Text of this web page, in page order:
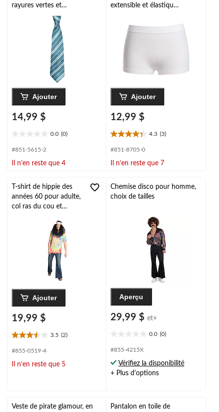
rayures vertes et
blanches, taille unique,
accessoire de costume
Ajouter
14,99 $
0.0 (0)
étoile(s)
5.
#851-5615-2
Il n’en reste que 4
extensible et élastique,
accessoire de costume
à porter pour
l'Halloween
Ajouter
12,99 $
4.3 (3)
4.3
étoile(s)
5.
évaluations
#851-8705-0
Il n’en reste que 7
T-shirt de hippie des
années 60 pour adulte,
col ras du cou et
arc-en-ciel, taille
universelle, accessoire
de costume portable
pour l'Halloween
Ajouter
19,99 $
3.5 (2)
3.5
étoile(s)
5.
#855-0519-4
Il n’en reste que 5
Chemise disco pour homme,
choix de tailles
Aperçu
29,99 $ et+
0.0 (0)
étoile(s)
5.
#855-4215X
Vérifiez la disponibilité
+ Plus d'options
Veste de pirate glamour, en
Pantalon en toile de